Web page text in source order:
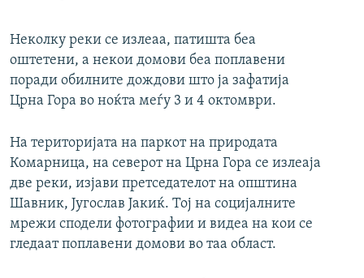
Неколку реки се излеаа, патишта беа
оштетени, а некои домови беа поплавени
поради обилните дождови што ја зафатија
Црна Гора во ноќта меѓу 3 и 4 октомври.
На територијата на паркот на природата
Комарница, на северот на Црна Гора се излеаја
две реки, изјави претседателот на општина
Шавник, Југослав Јакиќ. Тој на социјалните
мрежи сподели фотографии и видеа на кои се
гледаат поплавени домови во таа област.